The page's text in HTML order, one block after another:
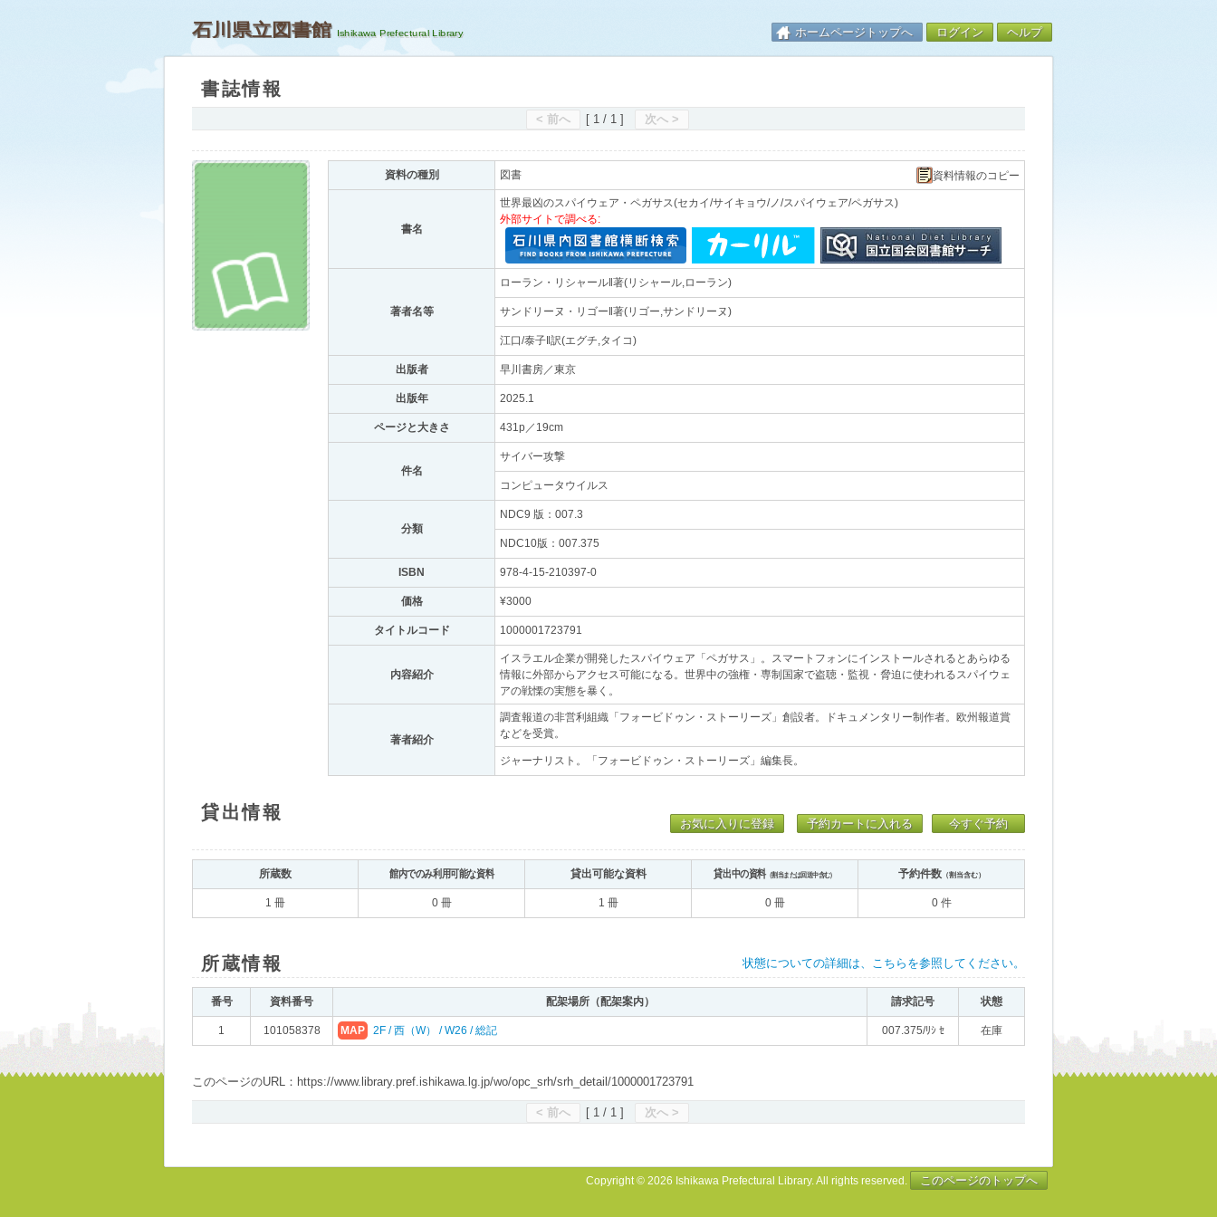
石川県立図書館 ホームページトップへ ログイン ヘルプ
書誌情報
< 前へ [ 1 / 1 ] 次へ >
資料の種別 図書 資料情報のコピー
書名
世界最凶のスパイウェア・ペガサス(セカイ/サイキョウ/ノ/スパイウェア/ペガサス)
外部サイトで調べる:
著者名等
ローラン・リシャール‖著(リシャール,ローラン)
サンドリーヌ・リゴー‖著(リゴー,サンドリーヌ)
江口/泰子‖訳(エグチ,タイコ)
出版者 早川書房／東京
出版年 2025.1
ページと大きさ 431p／19cm
件名
サイバー攻撃
コンピュータウイルス
分類
NDC9 版：007.3
NDC10版：007.375
ISBN 978-4-15-210397-0
価格 ¥3000
タイトルコード 1000001723791
内容紹介
イスラエル企業が開発したスパイウェア「ペガサス」。スマートフォンにインストールされるとあらゆる
情報に外部からアクセス可能になる。世界中の強権・専制国家で盗聴・監視・脅迫に使われるスパイウェ
アの戦慄の実態を暴く。
著者紹介
調査報道の非営利組織「フォービドゥン・ストーリーズ」創設者。ドキュメンタリー制作者。欧州報道賞
などを受賞。
ジャーナリスト。「フォービドゥン・ストーリーズ」編集長。
貸出情報
お気に入りに登録 予約カートに入れる 今すぐ予約
所蔵数 館内でのみ利用可能な資料 貸出可能な資料 貸出中の資料（割当または回送中含む） 予約件数（割当含む）
1 冊 0 冊 1 冊 0 冊 0 件
所蔵情報 状態についての詳細は、こちらを参照してください。
番号 資料番号 配架場所（配架案内） 請求記号 状態
1 101058378 MAP 2F / 西（W） / W26 / 総記 007.375/ﾘｼ ｾ 在庫
このページのURL：https://www.library.pref.ishikawa.lg.jp/wo/opc_srh/srh_detail/1000001723791
< 前へ [ 1 / 1 ] 次へ >
Copyright © 2026 Ishikawa Prefectural Library. All rights reserved. このページのトップへ